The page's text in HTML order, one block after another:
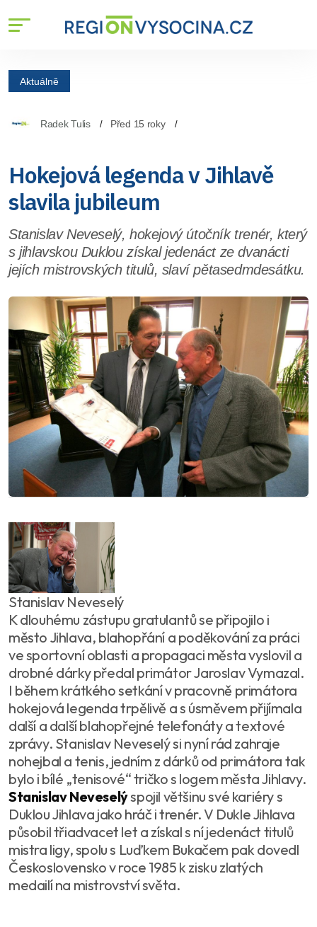
Aktuálně
Radek Tulis Před 15 roky
Hokejová legenda v Jihlavě
slavila jubileum
Stanislav Neveselý, hokejový útočník trenér, který
s jihlavskou Duklou získal jedenáct ze dvanácti
jejích mistrovských titulů, slaví pětasedmdesátku.
Stanislav Neveselý
K dlouhému zástupu gratulantů se připojilo i
město Jihlava, blahopřání a poděkování za práci
ve sportovní oblasti a propagaci města vyslovil a
drobné dárky předal primátor Jaroslav Vymazal.
I během krátkého setkání v pracovně primátora
hokejová legenda trpělivě a s úsměvem přijímala
další a další blahopřejné telefonáty a textové
zprávy. Stanislav Neveselý si nyní rád zahraje
nohejbal a tenis, jedním z dárků od primátora tak
bylo i bílé „tenisové“ tričko s logem města Jihlavy.
Stanislav Neveselýspojil většinu své kariéry s
Duklou Jihlava jako hráč i trenér. V Dukle Jihlava
působil třiadvacet let a získal s ní jedenáct titulů
mistra ligy, spolu s Luďkem Bukačem pak dovedl
Československo v roce 1985 k zisku zlatých
medailí na mistrovství světa.